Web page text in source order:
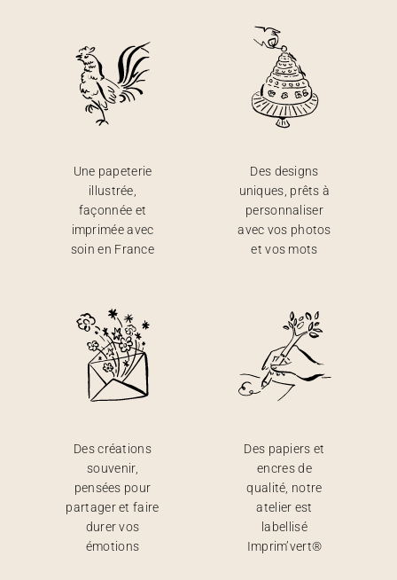
Une papeterie
illustrée,
façonnée et
imprimée avec
soin en France
Des designs
uniques, prêts à
personnaliser
avec vos photos
et vos mots
Des créations
souvenir,
pensées pour
partager et faire
durer vos
émotions
Des papiers et
encres de
qualité, notre
atelier est
labellisé
Imprim’vert®